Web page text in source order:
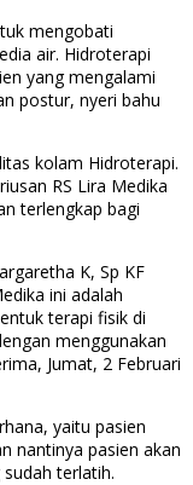
mengobati
air. Hidroterapi
yang mengalami
postur, nyeri bahu
kolam Hidroterapi.
RS Lira Medika
terlengkap bagi
K, Sp KF
ini adalah
terapi fisik di
menggunakan
Jumat, 2 Februari
yaitu pasien
nantinya pasien akan
terlatih.